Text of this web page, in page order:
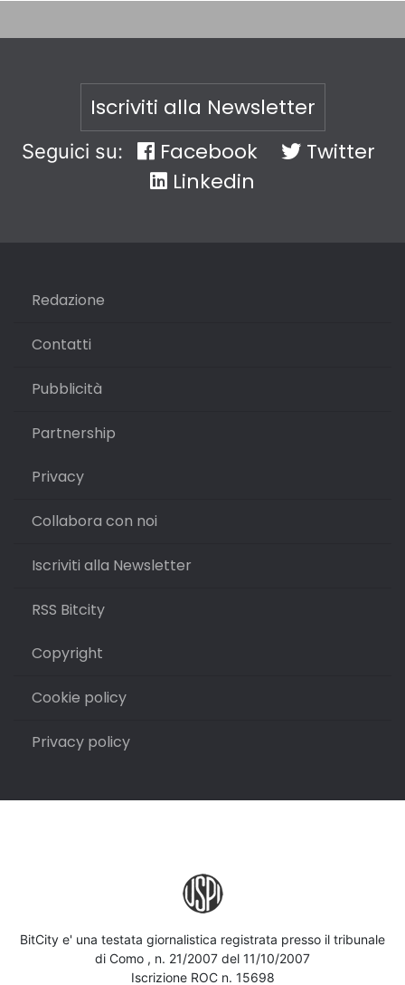
Iscriviti alla Newsletter
Seguici su: Facebook
Twitter
Linkedin
Redazione
Contatti
Pubblicità
Partnership
Privacy
Collabora con noi
Iscriviti alla Newsletter
RSS Bitcity
Copyright
Cookie policy
Privacy policy
BitCity e' una testata giornalistica registrata presso il tribunale
di Como , n. 21/2007 del 11/10/2007
Iscrizione ROC n. 15698